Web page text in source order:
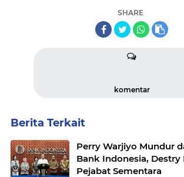
SHARE
komentar
Berita Terkait
Perry Warjiyo Mundur
Bank Indonesia,
Pejabat Sementara